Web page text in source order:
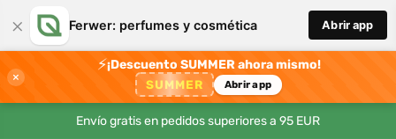
× Ferwer: perfumes y cosmética Abrir app
×
⚡¡Descuento SUMMER ahora mismo!
SUMMER Abrir app
Envío gratis en pedidos superiores a 95 EUR